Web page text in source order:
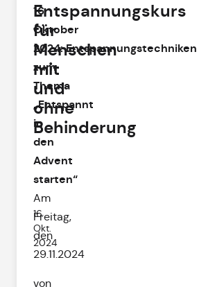
Entspannungskurs
für
Menschen
mit
und
ohne
Behinderung
16.
Okt.
2024
16.
Oktober
2024:Entspannungstechniken
zum
Thema
„Entspannt
in
den
Advent
starten“
Am
Freitag,
den
29.11.2024
von